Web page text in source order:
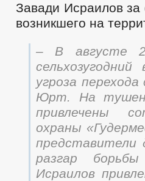
Завади Исраилов за
возникшего на
– В августе
угроза
Юрт. На
привлечены
охраны
представители
разгар
Исраилов